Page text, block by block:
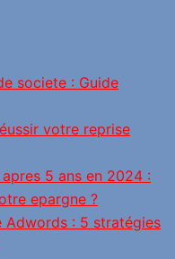
societe : Guide
votre reprise
5 ans en 2024 :
epargne ?
Adwords : 5 stratégies